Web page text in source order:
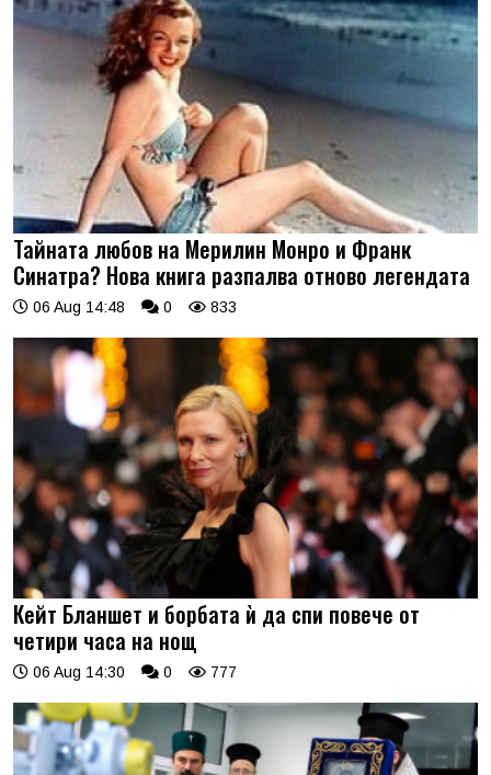
Тайната любов на Мерилин Монро и Франк
Синатра? Нова книга разпалва отново легендата
06 Aug 14:48 0 833
Кейт Бланшет и борбата ѝ да спи повече от
четири часа на нощ
06 Aug 14:30 0 777